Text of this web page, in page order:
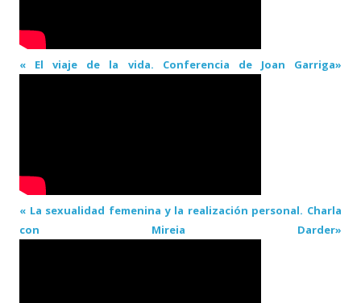
« El viaje de la vida. Conferencia de Joan Garriga»
« La sexualidad femenina y la realización personal. Charla
con Mireia Darder»